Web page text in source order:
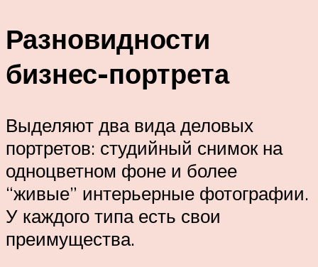
Разновидности
бизнес-портрета
Выделяют два вида деловых
портретов: студийный снимок на
одноцветном фоне и более
“живые” интерьерные фотографии.
У каждого типа есть свои
преимущества.